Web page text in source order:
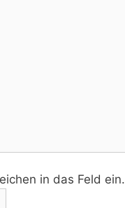
in das Feld ein.